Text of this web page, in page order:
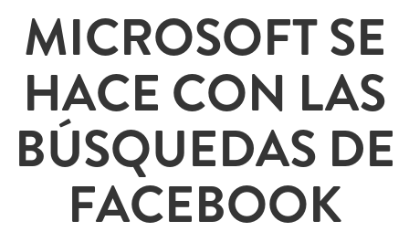
MICROSOFT SE
HACE CON LAS
BÚSQUEDAS DE
FACEBOOK